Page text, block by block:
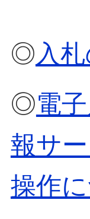
◎入
◎電
報サ
操作